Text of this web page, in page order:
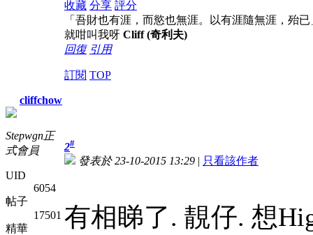
收藏 分享 評分
「吾財也有涯，而慾也無涯。以有涯隨無涯，殆已
就咁叫我呀 Cliff (奇利夫)
回復 引用
訂閱 TOP
cliffchow
Stepwgn正
式會員
UID
6054
帖子
17501
精華
2#
發表於 23-10-2015 13:29 | 只看該作者
有相睇了. 靚仔. 想